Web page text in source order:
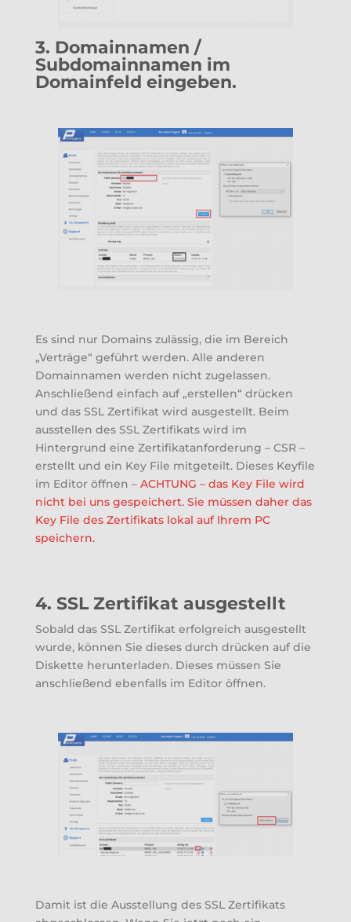
3. Domainnamen /
Subdomainnamen im
Domainfeld eingeben.
Es sind nur Domains zulässig, die im Bereich
„Verträge“ geführt werden. Alle anderen
Domainnamen werden nicht zugelassen.
Anschließend einfach auf „erstellen“ drücken
und das SSL Zertifikat wird ausgestellt. Beim
ausstellen des SSL Zertifikats wird im
Hintergrund eine Zertifikatanforderung – CSR –
erstellt und ein Key File mitgeteilt. Dieses Keyfile
im Editor öffnen – ACHTUNG – das Key File wird
nicht bei uns gespeichert. Sie müssen daher das
Key File des Zertifikats lokal auf Ihrem PC
speichern.
4. SSL Zertifikat ausgestellt
Sobald das SSL Zertifikat erfolgreich ausgestellt
wurde, können Sie dieses durch drücken auf die
Diskette herunterladen. Dieses müssen Sie
anschließend ebenfalls im Editor öffnen.
Damit ist die Ausstellung des SSL Zertifikats